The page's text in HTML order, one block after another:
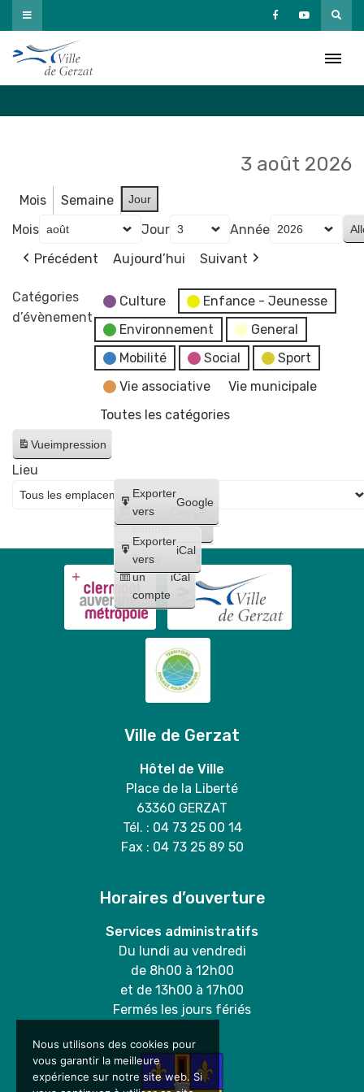
Passer
au
contenu
3 août 2026
Mois Semaine Jour
Mois Jour
Année
Précédent
Aujourd’hui Suivant
Catégories
d’évènement
Culture
Enfance - Jeunesse
Environnement
General
Mobilité
Social
Sport
Vie associative
Vie municipale
Toutes les catégories
Vueimpression
Créer
un
compte
Google
Créer
un
compte
iCal
Exporter
vers
Google
Exporter
vers
iCal
Lieu
Ville de Gerzat
Hôtel de Ville
Place de la Liberté
63360 GERZAT
Tél. : 04 73 25 00 14
Fax : 04 73 25 89 50
Horaires d’ouverture
Services administratifs
Du lundi au vendredi
de 8h00 à 12h00
et de 13h00 à 17h00
Fermés les jours fériés
Nous utilisons des cookies pour
vous garantir la meilleure
expérience sur notre site web. Si